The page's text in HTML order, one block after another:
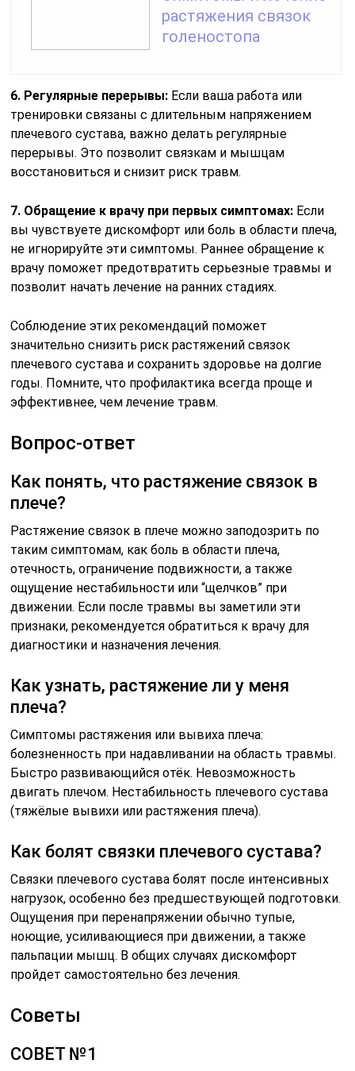
растяжения связок
голеностопа
6. Регулярные перерывы: Если ваша работа или
тренировки связаны с длительным напряжением
плечевого сустава, важно делать регулярные
перерывы. Это позволит связкам и мышцам
восстановиться и снизит риск травм.
7. Обращение к врачу при первых симптомах: Если
вы чувствуете дискомфорт или боль в области плеча,
не игнорируйте эти симптомы. Раннее обращение к
врачу поможет предотвратить серьезные травмы и
позволит начать лечение на ранних стадиях.
Соблюдение этих рекомендаций поможет
значительно снизить риск растяжений связок
плечевого сустава и сохранить здоровье на долгие
годы. Помните, что профилактика всегда проще и
эффективнее, чем лечение травм.
Вопрос-ответ
Как понять, что растяжение связок в
плече?
Растяжение связок в плече можно заподозрить по
таким симптомам, как боль в области плеча,
отечность, ограничение подвижности, а также
ощущение нестабильности или “щелчков” при
движении. Если после травмы вы заметили эти
признаки, рекомендуется обратиться к врачу для
диагностики и назначения лечения.
Как узнать, растяжение ли у меня
плеча?
Симптомы растяжения или вывиха плеча:
болезненность при надавливании на область травмы.
Быстро развивающийся отёк. Невозможность
двигать плечом. Нестабильность плечевого сустава
(тяжёлые вывихи или растяжения плеча).
Как болят связки плечевого сустава?
Связки плечевого сустава болят после интенсивных
нагрузок, особенно без предшествующей подготовки.
Ощущения при перенапряжении обычно тупые,
ноющие, усиливающиеся при движении, а также
пальпации мышц. В общих случаях дискомфорт
пройдет самостоятельно без лечения.
Советы
СОВЕТ №1